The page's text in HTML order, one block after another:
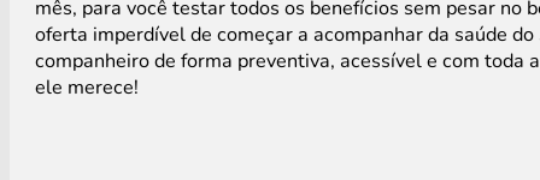
mês, para você testar todos os benefícios sem pesar no
oferta imperdível de começar a acompanhar da saúde do
companheiro de forma preventiva, acessível e com toda
ele merece!